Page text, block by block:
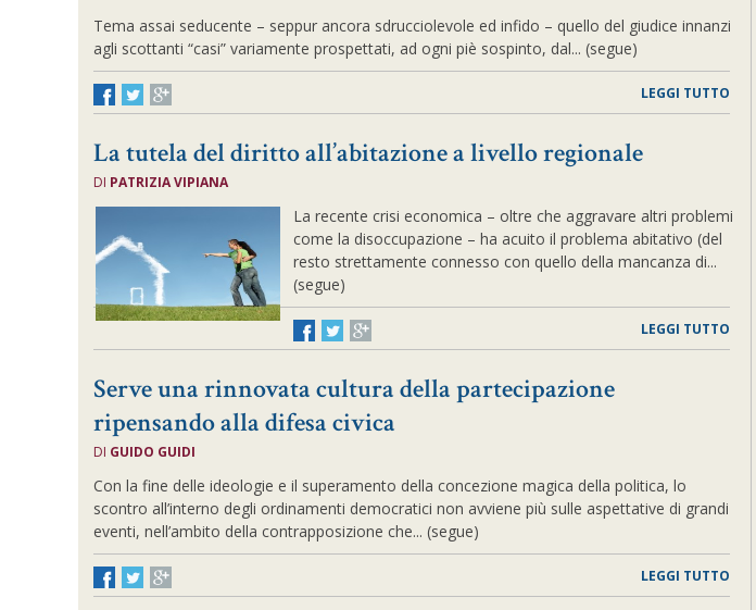
Tema assai seducente – seppur ancora sdrucciolevole ed infido – quello del giudice innanzi
agli scottanti “casi” variamente prospettati, ad ogni piè sospinto, dal... (segue)
LEGGI TUTTO
La tutela del diritto all’abitazione a livello regionale
DI PATRIZIA VIPIANA
La recente crisi economica – oltre che aggravare altri problemi
come la disoccupazione – ha acuito il problema abitativo (del
resto strettamente connesso con quello della mancanza di...
(segue)
LEGGI TUTTO
Serve una rinnovata cultura della partecipazione
ripensando alla difesa civica
DI GUIDO GUIDI
Con la fine delle ideologie e il superamento della concezione magica della politica, lo
scontro all’interno degli ordinamenti democratici non avviene più sulle aspettative di grandi
eventi, nell’ambito della contrapposizione che... (segue)
LEGGI TUTTO